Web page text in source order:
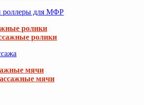
роллеры для МФР
ролики
ролики
мячи
мячи